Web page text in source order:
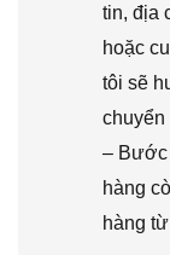
tin, địa
hoặc
tôi sẽ
chuyển
– Bước
hàng
hàng